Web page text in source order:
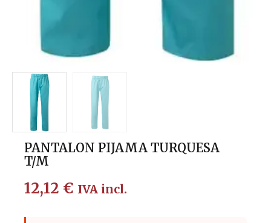
PANTALON PIJAMA TURQUESA
T/M
12,12 € IVA incl.